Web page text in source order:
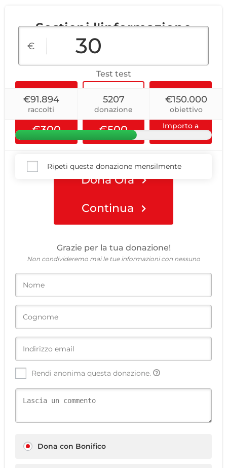
Sostieni l'informazione
libera
Test test
€91.894
raccolti
5207
donazione
€150.000
obiettivo
Dona Ora
€
€10 €30 €90
€300 €500
Importo a
Ripeti questa donazione mensilmente
Continua
Grazie per la tua donazione!
Non condivideremo mai le tue informazioni con nessuno
Rendi anonima questa donazione.
Dona con Bonifico